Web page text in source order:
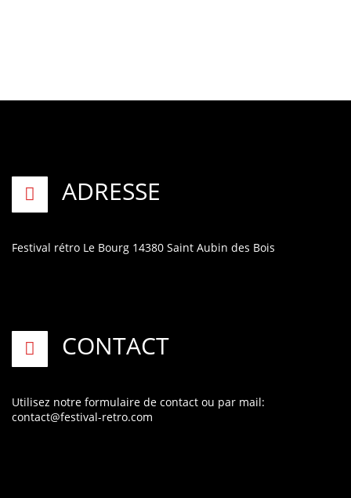
ADRESSE
Festival rétro Le Bourg 14380 Saint Aubin des Bois
CONTACT
Utilisez notre formulaire de contact ou par mail:
contact@festival-retro.com